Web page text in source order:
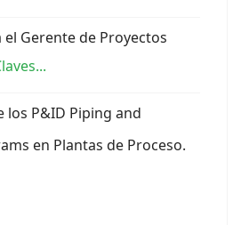
el Gerente de Proyectos
los P&ID Piping and
en Plantas de Proceso.